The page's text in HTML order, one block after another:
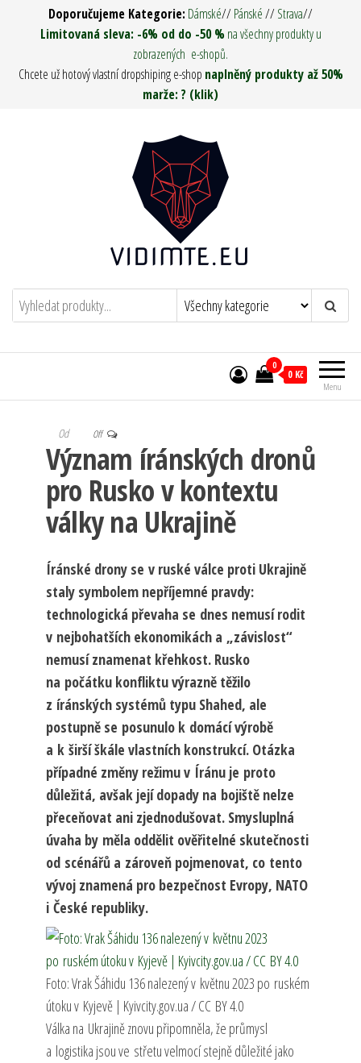
Doporučujeme Kategorie: Dámské//Pánské//Strava//
Limitovaná sleva: -6% od do -50 % na všechny produkty u
zobrazených e-shopů.
Chcete už hotový vlastní dropshiping e-shop naplněný produkty až 50%
marže: ? (klik)
Vidím tě ! – Army Man & Woman
Oděvy, Táboření, Military, Survival, Pro
muže i ženy
Menu
0
0 Kč
Od Off
Význam íránských dronů
pro Rusko v kontextu
války na Ukrajině
Íránské drony se v ruské válce proti Ukrajině
staly symbolem nepříjemné pravdy:
technologická převaha se dnes nemusí rodit
v nejbohatších ekonomikách a „závislost“
nemusí znamenat křehkost. Rusko
na počátku konfliktu výrazně těžilo
z íránských systémů typu Shahed, ale
postupně se posunulo k domácí výrobě
a k širší škále vlastních konstrukcí. Otázka
případné změny režimu v Íránu je proto
důležitá, avšak její dopady na bojiště nelze
přeceňovat ani zjednodušovat. Smysluplná
úvaha by měla oddělit ověřitelné skutečnosti
od scénářů a zároveň pojmenovat, co tento
vývoj znamená pro bezpečnost Evropy, NATO
i České republiky.
Foto: Vrak Šáhidu 136 nalezený v květnu 2023 po ruském
útoku v Kyjevě | Kyivcity.gov.ua / CC BY 4.0
Válka na Ukrajině znovu připomněla, že průmysl
a logistika jsou ve střetu velmocí stejně důležité jako